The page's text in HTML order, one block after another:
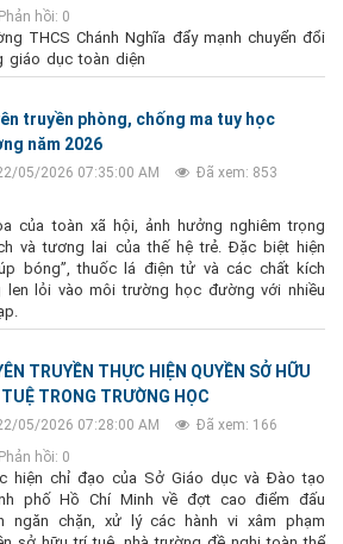
Phản hồi: 0
THCS Chánh Nghĩa đẩy mạnh chuyển đổi
giáo dục toàn diện
truyền phòng, chống ma tuy học
năm 2026
05/2026 07:35:00 AM
Đã xem: 853
của toàn xã hội, ảnh hưởng nghiêm trọng
và tương lai của thế hệ trẻ. Đặc biệt hiện
bóng”, thuốc lá điện tử và các chất kích
len lỏi vào môi trường học đường với nhiều
TRUYỀN THỰC HIỆN QUYỀN SỞ HỮU
TRONG TRƯỜNG HỌC
05/2026 07:28:00 AM
Đã xem: 166
Phản hồi: 0
hiện chỉ đạo của Sở Giáo dục và Đào tạo
phố Hồ Chí Minh về đợt cao điểm đấu
ngăn chặn, xử lý các hành vi xâm phạm